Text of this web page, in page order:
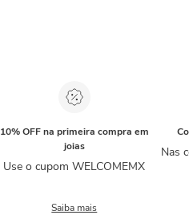
10% OFF na primeira compra em
joias
Use o cupom WELCOMEMX
Saiba mais
Nas